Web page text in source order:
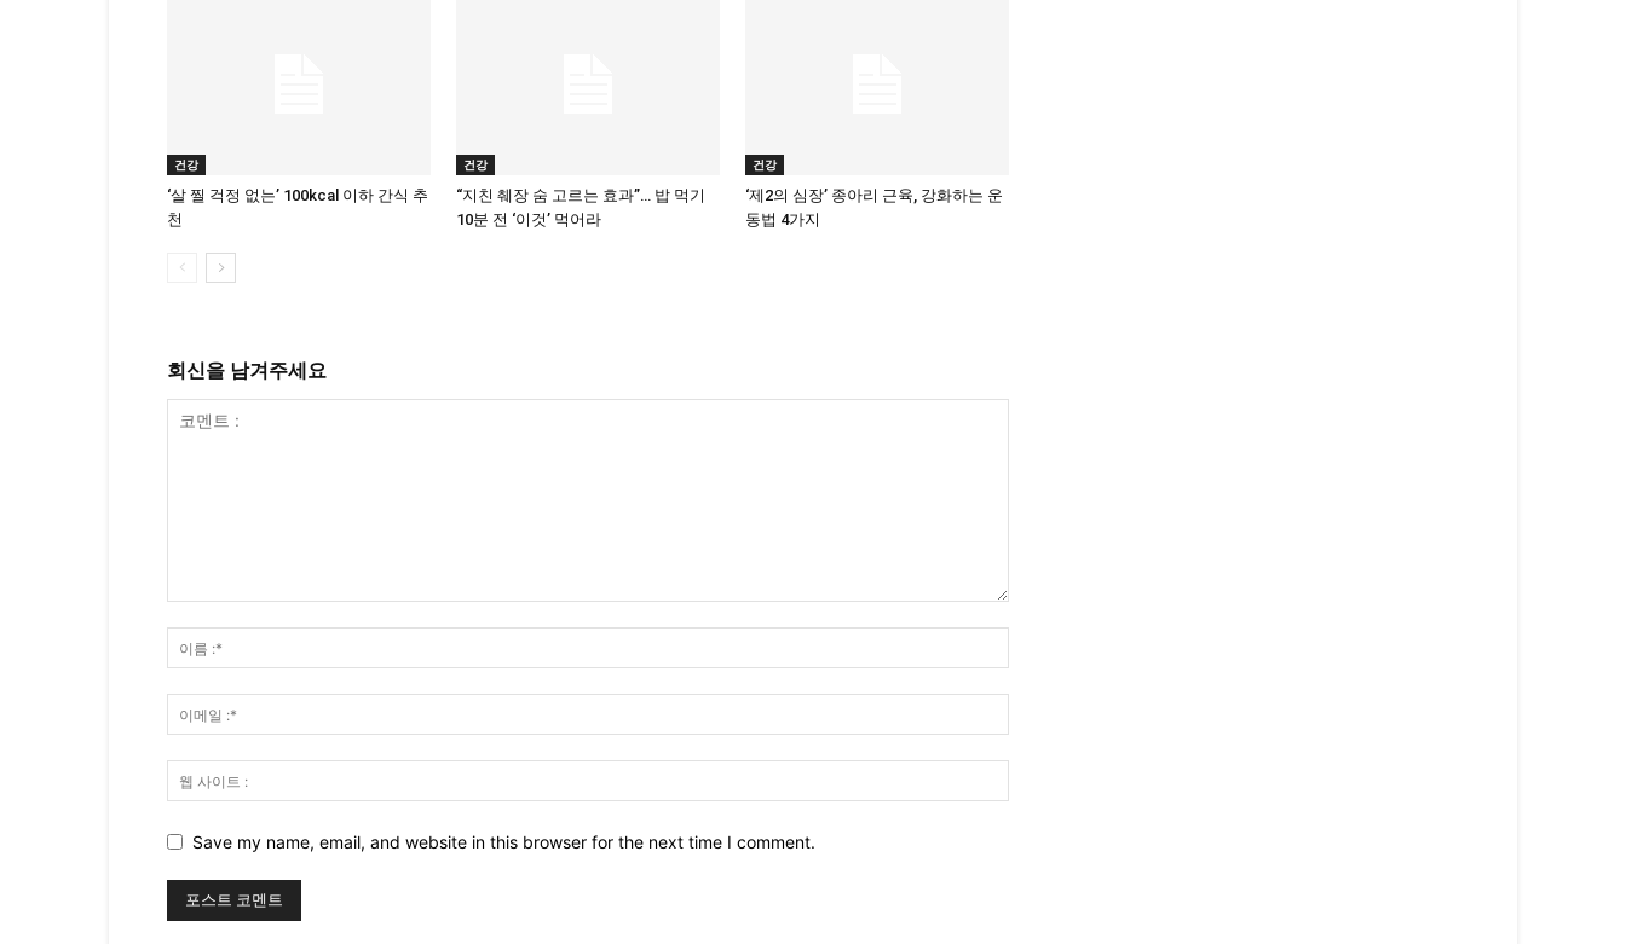
건강
‘살 찔 걱정 없는’ 100kcal 이하 간식 추
천
건강
“지친 췌장 숨 고르는 효과”… 밥 먹기
10분 전 ‘이것’ 먹어라
건강
‘제2의 심장’ 종아리 근육, 강화하는 운
동법 4가지
회신을 남겨주세요
Save my name, email, and website in this browser for the next time I comment.